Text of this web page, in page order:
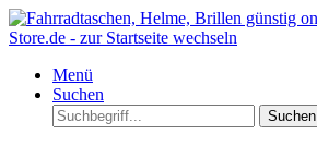
Menü
Suchen
Suchen